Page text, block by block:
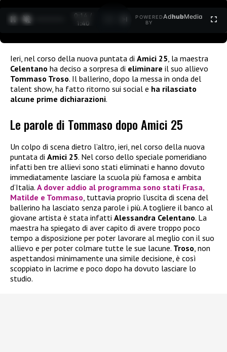
0:15 /
1:40
POWERED
BY
AdhubMedia
Ieri, nel corso della nuova puntata di Amici 25 , la maestra
Celentano ha deciso a sorpresa di eliminare il suo allievo
Tommaso Troso. Il ballerino, dopo la messa in onda del
talent show, ha fatto ritorno sui social e ha rilasciato
alcune prime dichiarazioni.
Le parole di Tommaso dopo Amici 25
Un colpo di scena dietro l’altro, ieri, nel corso della nuova
puntata di Amici 25. Nel corso dello speciale pomeridiano
infatti ben tre allievi sono stati eliminati e hanno dovuto
immediatamente lasciare la scuola più famosa e ambita
d’Italia. A dover addio al programma sono stati Frasa,
Matilde e Tommaso, tuttavia proprio l’uscita di scena del
ballerino ha lasciato senza parole i più. A togliere il banco al
giovane artista è stata infatti Alessandra Celentano. La
maestra ha spiegato di aver capito di avere troppo poco
tempo a disposizione per poter lavorare al meglio con il suo
allievo e per poter colmare tutte le sue lacune. Troso, non
aspettandosi minimamente una simile decisione, è così
scoppiato in lacrime e poco dopo ha dovuto lasciare lo
studio.